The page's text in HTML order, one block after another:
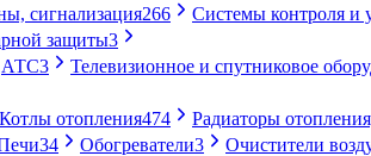
сигнализация266 Системы контроля и
защиты3
АТС3 Телевизионное и спутниковое
Котлы отопления474 Радиаторы
34 Обогреватели3 Очистители